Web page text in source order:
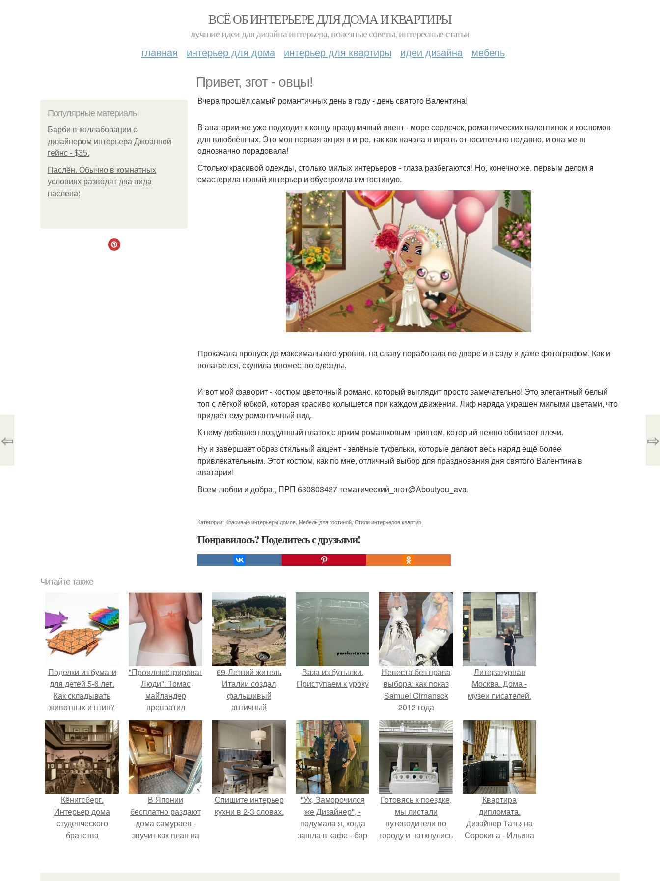
ВСЁ ОБ ИНТЕРЬЕРЕ ДЛЯ ДОМА И КВАРТИРЫ
лучшие идеи для дизайна интерьера, полезные советы, интересные статьи
главная интерьер для дома интерьер для квартиры идеи дизайна мебель
Привет, згот - овцы!
Популярные материалы
Барби в коллаборации с
дизайнером интерьера Джоанной
гейнс - $35.
Паслён. Обычно в комнатных
условиях разводят два вида
паслена:
Вчера прошёл самый романтичных день в году - день святого Валентина!
В аватарии же уже подходит к концу праздничный ивент - море сердечек, романтических валентинок и костюмов
для влюблённых. Это моя первая акция в игре, так как начала я играть относительно недавно, и она меня
однозначно порадовала!
Столько красивой одежды, столько милых интерьеров - глаза разбегаются! Но, конечно же, первым делом я
смастерила новый интерьер и обустроила им гостиную.
Прокачала пропуск до максимального уровня, на славу поработала во дворе и в саду и даже фотографом. Как и
полагается, скупила множество одежды.
И вот мой фаворит - костюм цветочный романс, который выглядит просто замечательно! Это элегантный белый
топ с лёгкой юбкой, которая красиво колышется при каждом движении. Лиф наряда украшен милыми цветами, что
придаёт ему романтичный вид.
К нему добавлен воздушный платок с ярким ромашковым принтом, который нежно обвивает плечи.
Ну и завершает образ стильный акцент - зелёные туфельки, которые делают весь наряд ещё более
привлекательным. Этот костюм, как по мне, отличный выбор для празднования дня святого Валентина в
аватарии!
Всем любви и добра., ПРП 630803427 тематический_згот@Aboutyou_ava.
Категории: Красивые интерьеры домов Мебель для гостиной Стили интерьеров квартир
Понравилось? Поделитесь с друзьями!
⇦ ⇨
Читайте также
Поделки из бумаги
для детей 5-6 лет.
Как складывать
животных и птиц?
"Проиллюстрированные
Люди": Томас
майландер
превратил
солнечные ожоги в
арт - объект.
69-Летний житель
Италии создал
фальшивый
античный
амфитеатр и
долгое время
успешно выдавал
его за настоящее
историческое
наследие.
Ваза из бутылки.
Приступаем к уроку
Невеста без права
выбора: как показ
Samuel Cirnansck
2012 года
превратил подиум
в манифест против
принуждения.
Литературная
Москва. Дома -
музеи писателей.
Кёнигсберг.
Интерьер дома
студенческого
братства
В Японии
бесплатно раздают
дома самураев -
звучит как план на
Опишите интерьер
кухни в 2-3 словах.
"Ух, Заморочился
же Дизайнер", -
подумала я, когда
зашла в кафе - бар
Готовясь к поездке,
мы листали
путеводители по
городу и наткнулись
Квартира
дипломата.
Дизайнер Татьяна
Сорокина - Ильина
интерьер для